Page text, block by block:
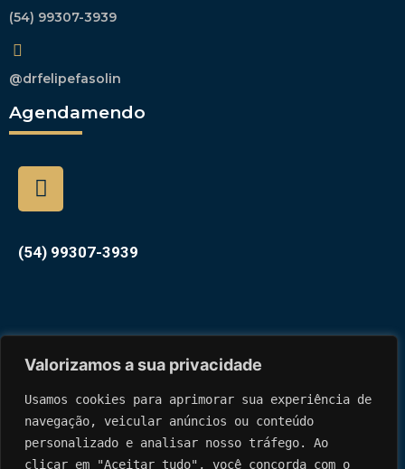
Valorizamos a sua privacidade
Usamos cookies para aprimorar sua experiência de
navegação, veicular anúncios ou conteúdo
personalizado e analisar nosso tráfego. Ao
clicar em "Aceitar tudo", você concorda com o
(54) 99307-3939
@drfelipefasolin
Agendamendo
(54) 99307-3939